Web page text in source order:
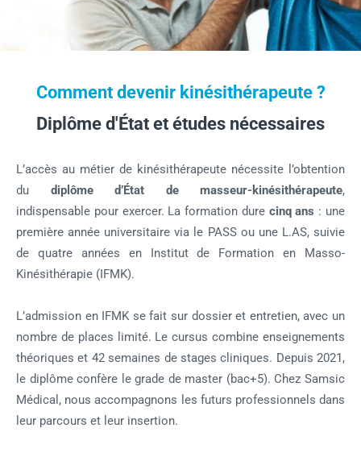
Comment devenir kinésithérapeute ?
Diplôme d'État et études nécessaires
L’accès au métier de kinésithérapeute nécessite l’obtention
du diplôme d’État de masseur-kinésithérapeute,
indispensable pour exercer. La formation dure cinq ans : une
première année universitaire via le PASS ou une L.AS, suivie
de quatre années en Institut de Formation en Masso-
Kinésithérapie (IFMK).
L’admission en IFMK se fait sur dossier et entretien, avec un
nombre de places limité. Le cursus combine enseignements
théoriques et 42 semaines de stages cliniques. Depuis 2021,
le diplôme confère le grade de master (bac+5). Chez Samsic
Médical, nous accompagnons les futurs professionnels dans
leur parcours et leur insertion.